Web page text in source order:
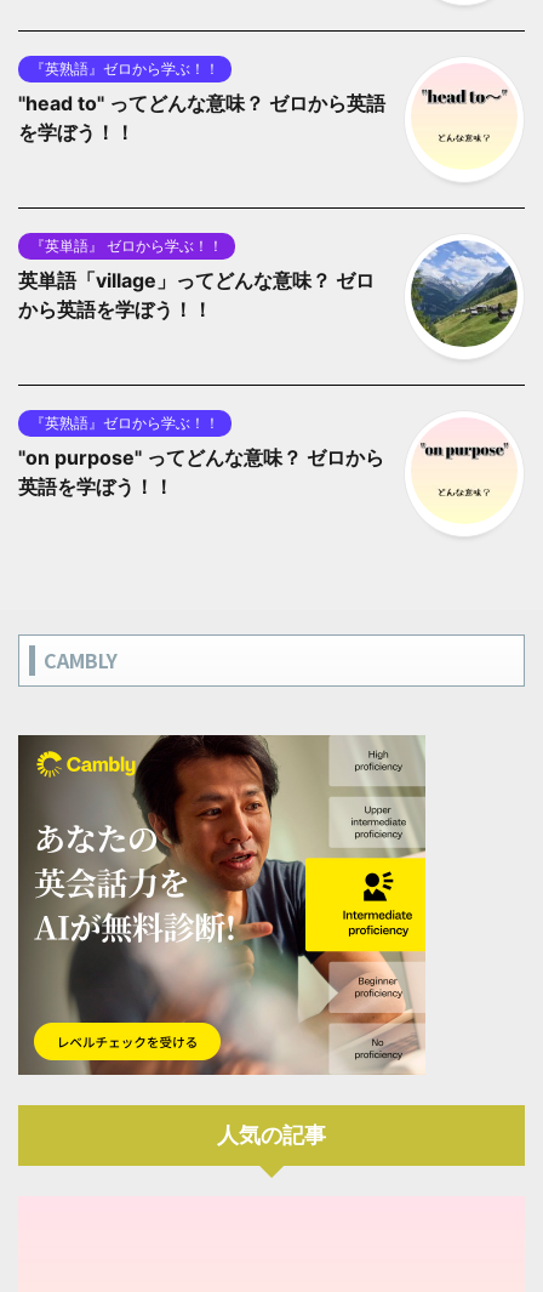
『英熟語』ゼロから学ぶ！！
"head to" ってどんな意味？ ゼロから英語
を学ぼう！！
『英単語』 ゼロから学ぶ！！
英単語「village」ってどんな意味？ ゼロ
から英語を学ぼう！！
『英熟語』ゼロから学ぶ！！
"on purpose" ってどんな意味？ ゼロから
英語を学ぼう！！
CAMBLY
人気の記事